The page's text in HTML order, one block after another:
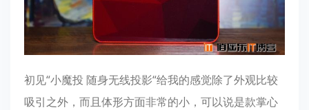
初见“小魔投 随身无线投影“给我的感觉除了外观比较
吸引之外，而且体形方面非常的小，可以说是款掌心